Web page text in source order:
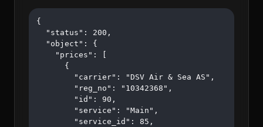
{
  "status": 200,
  "object": {
    "prices": [
      {
        "carrier": "DSV Air & Sea AS",
        "reg_no": "10342368",
        "id": 90,
        "service": "Main",
        "service_id": 85,